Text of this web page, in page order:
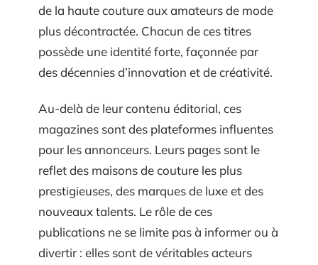
de la haute couture aux amateurs de mode
plus décontractée. Chacun de ces titres
possède une identité forte, façonnée par
des décennies d’innovation et de créativité.
Au-delà de leur contenu éditorial, ces
magazines sont des plateformes influentes
pour les annonceurs. Leurs pages sont le
reflet des maisons de couture les plus
prestigieuses, des marques de luxe et des
nouveaux talents. Le rôle de ces
publications ne se limite pas à informer ou à
divertir : elles sont de véritables acteurs